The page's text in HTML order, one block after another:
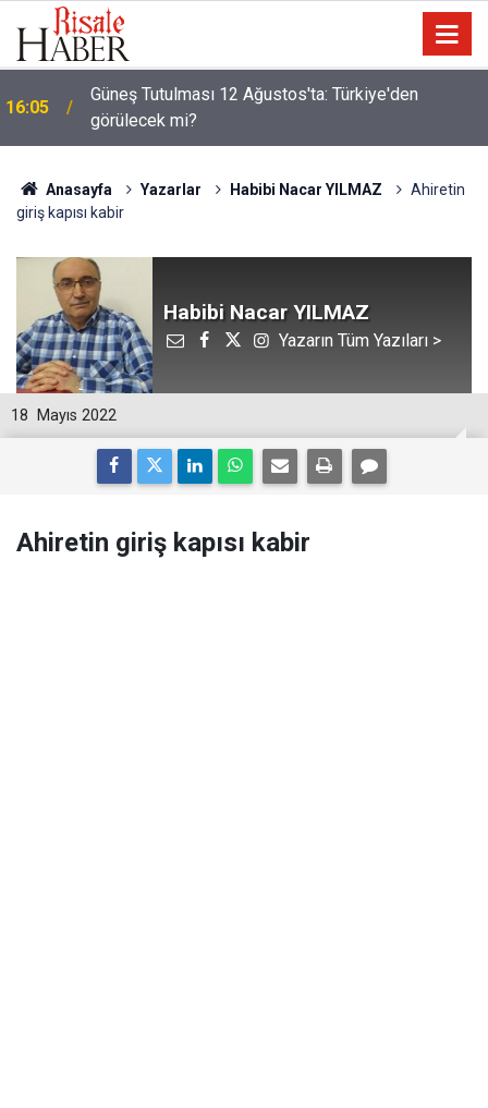
16:05
Güneş Tutulması 12 Ağustos'ta: Türkiye'den
görülecek mi?
Anasayfa Yazarlar Habibi Nacar YILMAZ
Ahiretin
giriş kapısı kabir
Habibi Nacar YILMAZ
Yazarın Tüm Yazıları >
18 Mayıs 2022
Ahiretin giriş kapısı kabir